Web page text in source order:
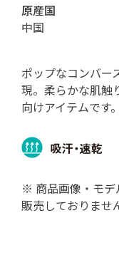
原産国
中国
ポップなコンバー
現。柔らかな肌触
向けアイテムです。
※ 商品画像・モデ
販売しておりませ